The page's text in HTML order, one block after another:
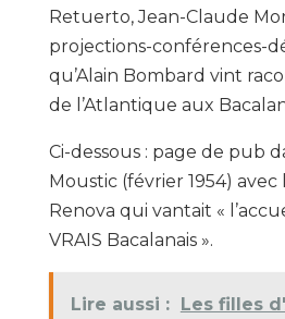
Retuerto, Jean-Claude
projections-conférences-
qu’Alain Bombard vint
de l’Atlantique aux
Ci-dessous : page de pub
Moustic (février 1954) avec
Renova qui vantait «
VRAIS Bacalanais ».
Lire aussi : Les filles